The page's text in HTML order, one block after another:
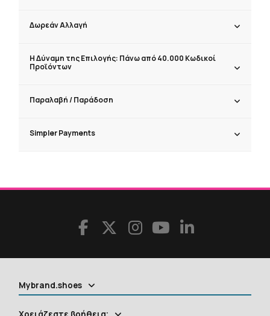
Δωρεάν Αλλαγή
Η Δύναμη της Επιλογής: Πάνω από 40.000 Κωδικοί
Προϊόντων
Παραλαβή / Παράδoση
Simpler Payments
Mybrand.shoes